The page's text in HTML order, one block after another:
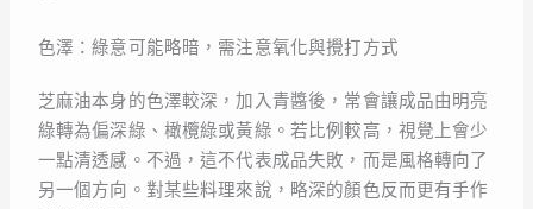
色澤：綠意可能略暗，需注意氧化與攪打方式
芝麻油本身的色澤較深，加入青醬後，常會讓成品由明亮
綠轉為偏深綠、橄欖綠或黃綠。若比例較高，視覺上會少
一點清透感。不過，這不代表成品失敗，而是風格轉向了
另一個方向。對某些料理來說，略深的顏色反而更有手作